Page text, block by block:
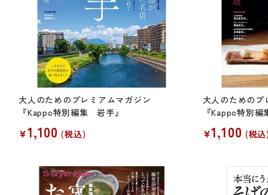
大人のためのプレミアムマガジン
『Kappo特別編集 岩手』
¥1,100 税込
大人のためのプ
『Kappo特別
¥1,100 税込